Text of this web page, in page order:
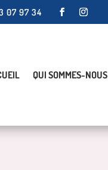
07 97 34
QUI SOMMES-